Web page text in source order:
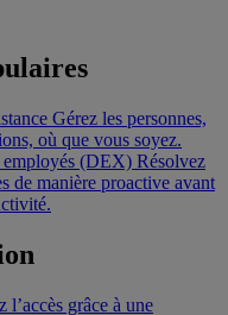
Gérez les personnes,
où que vous soyez.
employés (DEX) Résolvez
de manière proactive avant
l’accès grâce à une